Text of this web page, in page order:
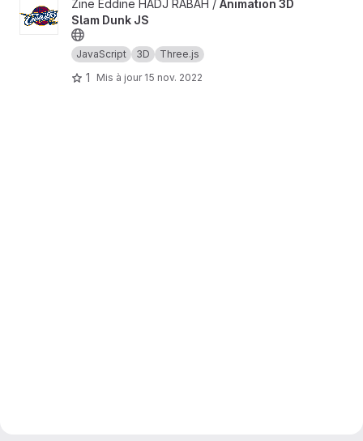
Afficher le projet Animation 3D Slam Dunk JS
Zine Eddine HADJ RABAH / Animation 3D
Slam Dunk JS
JavaScript 3D Three.js
1 Mis à jour 15 nov. 2022